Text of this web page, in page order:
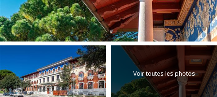
Voir toutes les photos